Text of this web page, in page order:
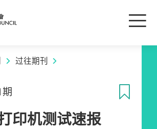
目
过往期刊
印机测试速报